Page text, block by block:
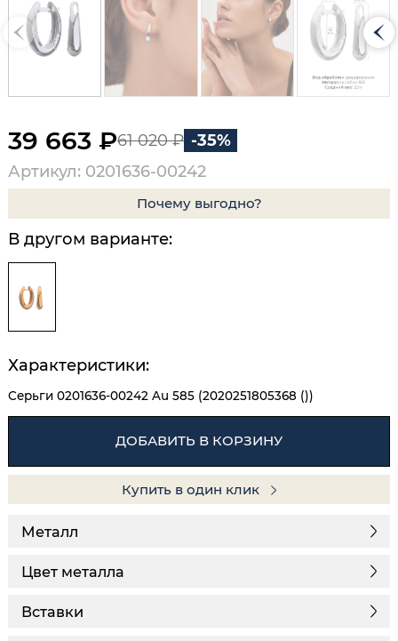
39 663 ₽61 020 ₽ -35%
Артикул: 0201636-00242
Почему выгодно?
В другом варианте:
Характеристики:
Серьги 0201636-00242 Au 585 (2020251805368 ())
ДОБАВИТЬ В КОРЗИНУ
Купить в один клик
Металл
Цвет металла
Вставки